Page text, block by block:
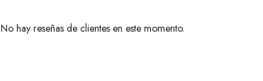
No hay reseñas de clientes en este momento.